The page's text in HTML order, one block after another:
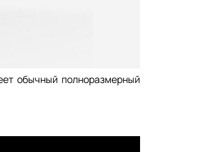
обычный полноразмерный